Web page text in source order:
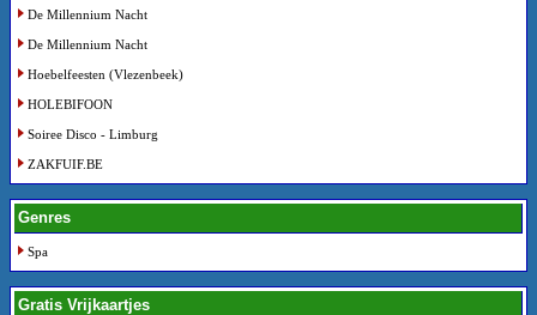
De Millennium Nacht
De Millennium Nacht
Hoebelfeesten (Vlezenbeek)
HOLEBIFOON
Soiree Disco - Limburg
ZAKFUIF.BE
Genres
Spa
Gratis Vrijkaartjes